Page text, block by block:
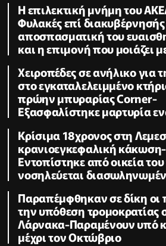
Η επιλεκτική μνήμη του
Φυλακές επί
αποσπασματική του
και η επιμονή που μοιάζει
Χειροπέδες σε ανήλικο για
στο εγκαταλελειμμένο
πρώην μπυραρίας Corner-
Εξασφαλίστηκε μαρτυρία
Κρίσιμα 18χρονος στη
κρανιοεγκεφαλική κάκωση-
Εντοπίστηκε από οικεία
νοσηλεύεται
Παραπέμφθηκαν σε δίκη οι
την υπόθεση τρομοκρατίας
Λάρνακα-Παραμένουν υπό
μέχρι τον Οκτώβριο